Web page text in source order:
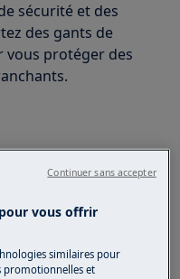
sécurité et des
des gants de
vous protéger des
vous offrir
similaires pour
promotionnelles et
Continuer sans accepter